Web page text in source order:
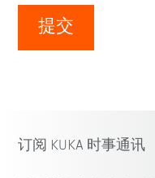
提交
订阅 KUKA 时事通讯